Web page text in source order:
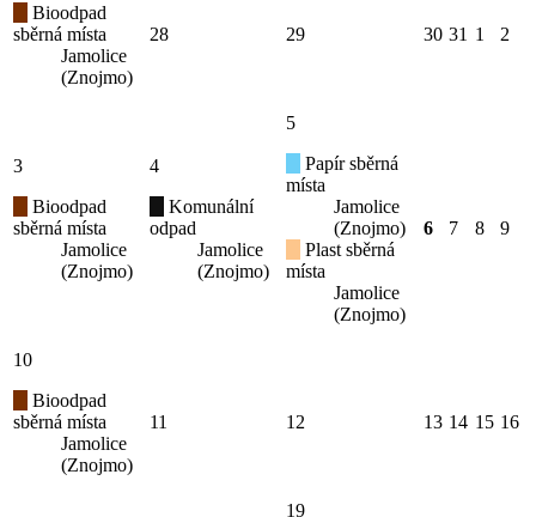
Bioodpad
sběrná místa
Jamolice
(Znojmo)
28 29 30 31 1 2
3
Bioodpad
sběrná místa
Jamolice
(Znojmo)
4
Komunální
odpad
Jamolice
(Znojmo)
5
Papír sběrná
místa
Jamolice
(Znojmo)
Plast sběrná
místa
Jamolice
(Znojmo)
6 7 8 9
10
Bioodpad
sběrná místa
Jamolice
(Znojmo)
11 12 13 14 15 16
19